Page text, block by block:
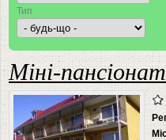
Тип
Міні-